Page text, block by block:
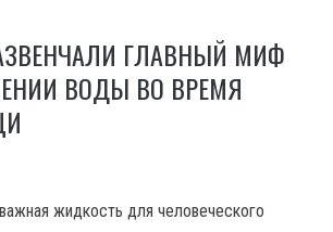
ГЛАВНЫЙ МИФ
ВОДЫ ВО ВРЕМЯ
жидкость для человеческого